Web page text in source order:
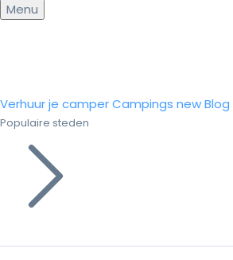
Menu
Verhuur je camperCampings newBlog
Populaire steden